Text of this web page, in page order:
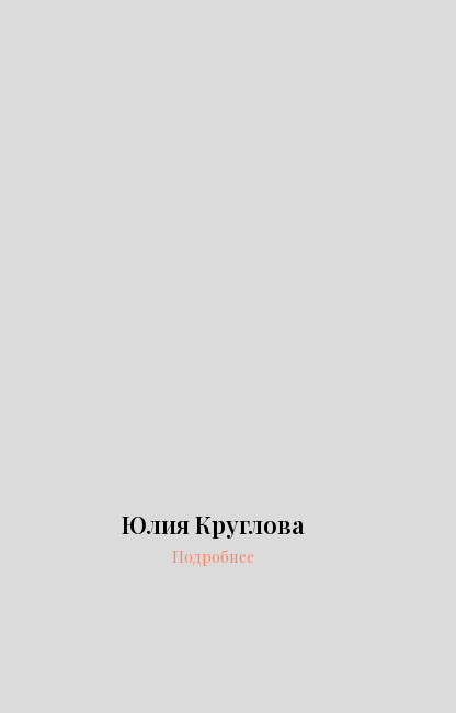
Юлия Круглова
Подробнее